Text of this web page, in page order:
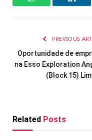
WhatsApp
PREVIOUS
Oportunidade de
na Esso Exploration
(Block 15)
Related Posts